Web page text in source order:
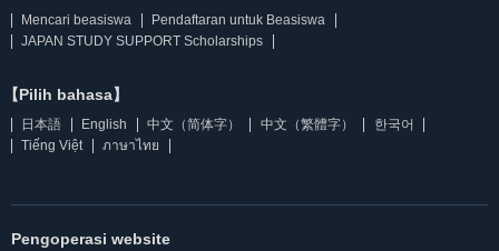
Mencari beasiswa
Pendaftaran untuk Beasiswa
JAPAN STUDY SUPPORT Scholarships
【Pilih bahasa】
日本語 English 中文（简体字） 中文（繁體字）
한국어
Tiếng Việt
ภาษาไทย
Pengoperasi website